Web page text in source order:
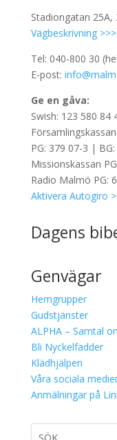
Stadiongatan
Vägbeskrivning >>>
Tel: 040-800 30
E-post:
Ge en gåva:
Swish: 123 580 84
Församlingskassan
PG: 379 07-3 |
Missionskassan
Radio Malmö PG:
Aktivera Autogiro
Dagens
Genvägar
Hemgrupper
Gudstjänster
ALPHA – Samtal
Bli Nyckelfadder
Klädhjälpen
Våra sociala
Anmälningar på